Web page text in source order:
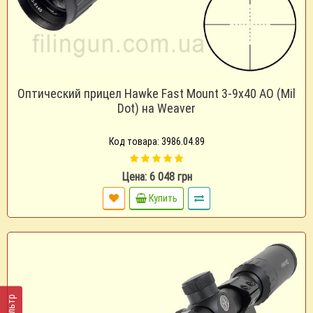
Оптический прицел Hawke Fast Mount 3-9x40 AO (Mil
Dot) на Weaver
Код товара: 3986.04.89
Цена: 6 048 грн
Купить